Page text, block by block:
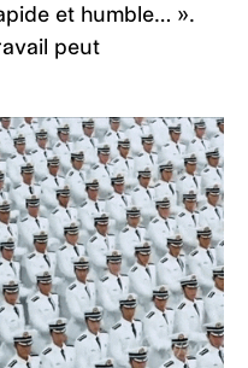
et humble… ».
peut